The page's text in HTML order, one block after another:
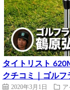
タイトリスト
クチコミ｜ゴルフ
2020年3月1日 ア